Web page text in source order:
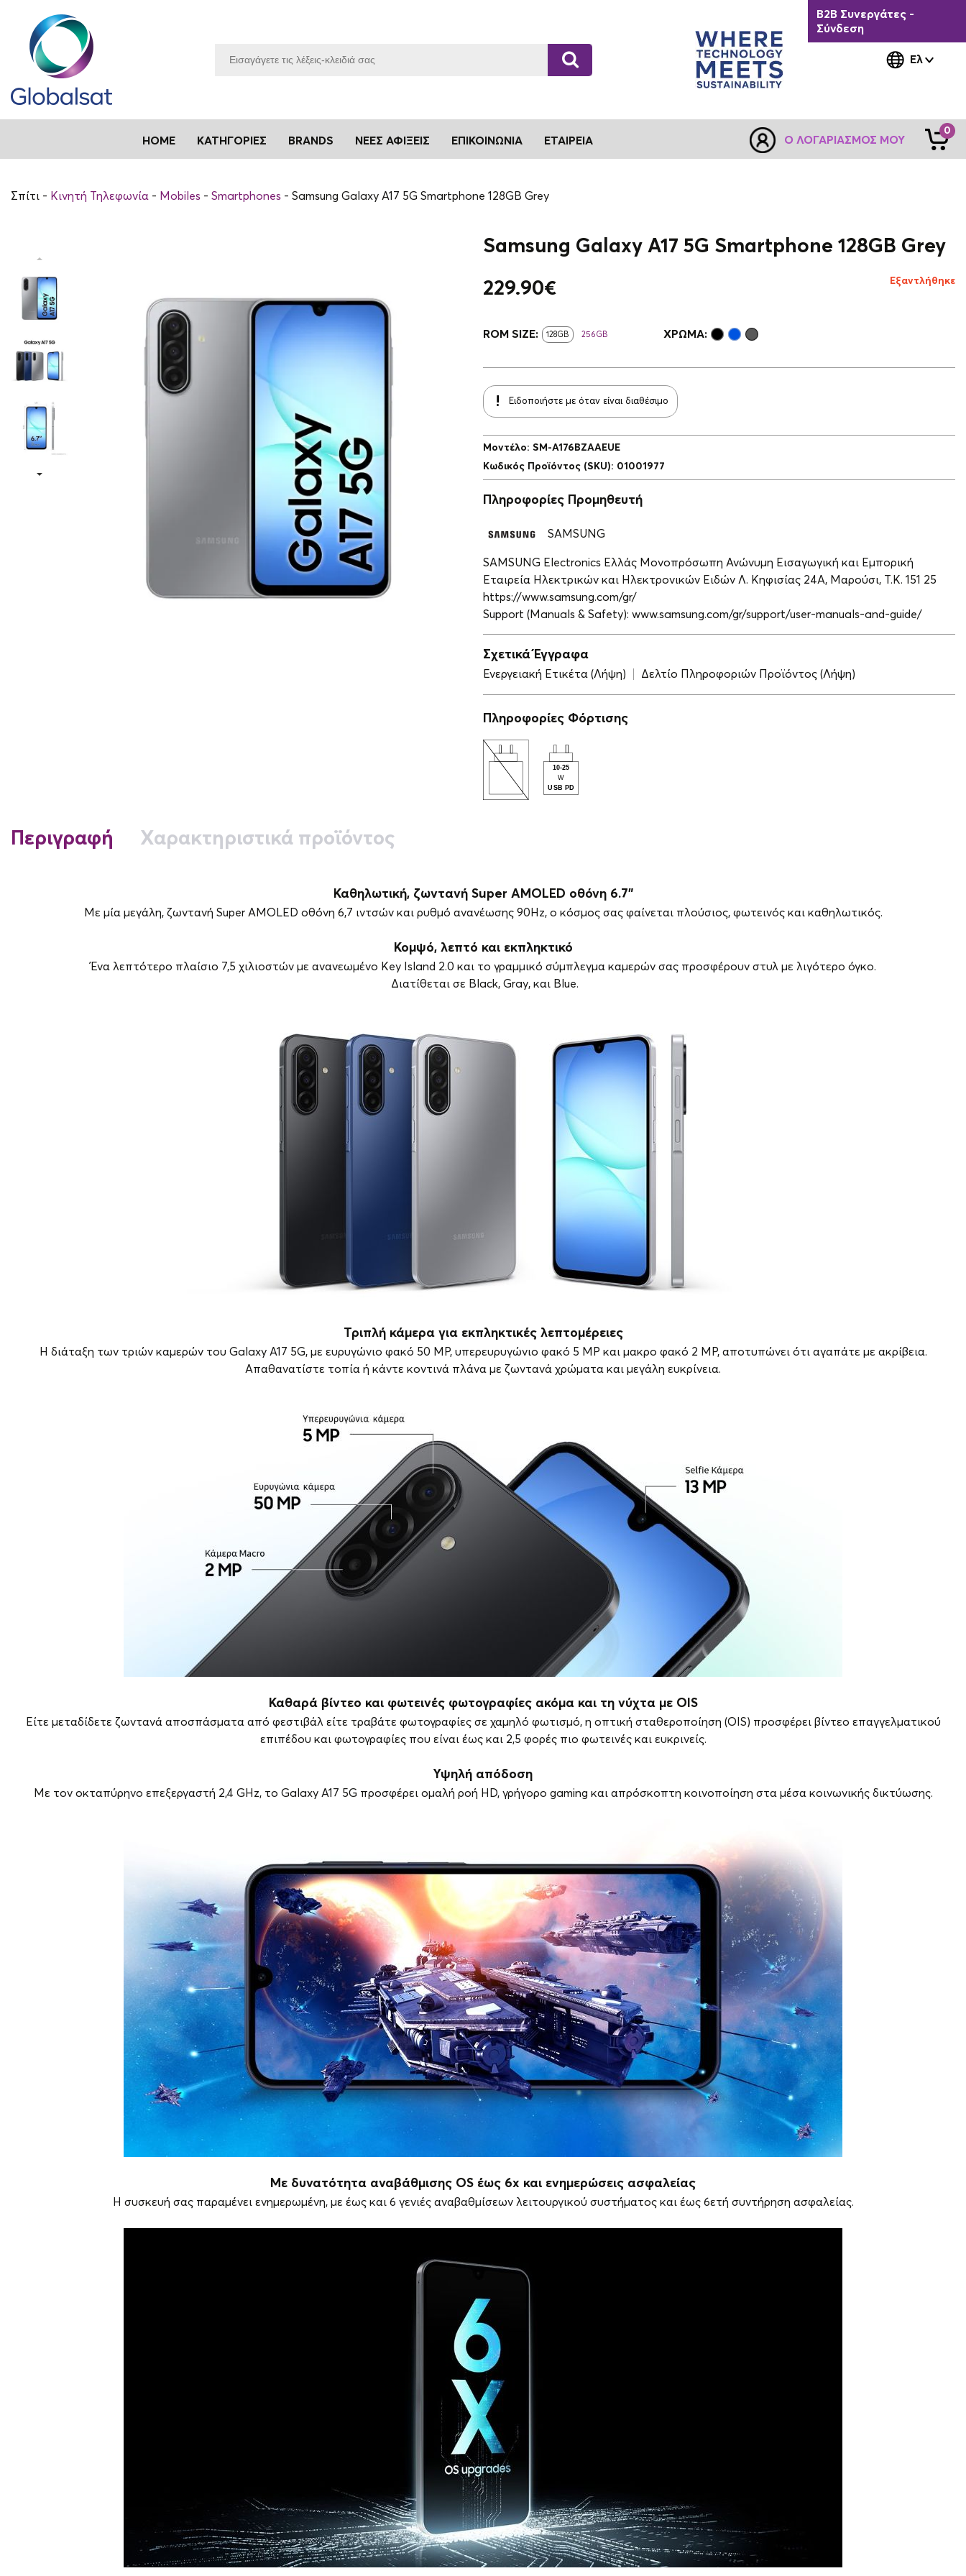
Ελ
B2B Συνεργάτες -
Σύνδεση
HOME ΚΑΤΗΓΟΡΊΕΣ BRANDS ΝΈΕΣ ΑΦΊΞΕΙΣ ΕΠΙΚΟΙΝΩΝΊΑ ΕΤΑΙΡΕΊΑ Ο ΛΟΓΑΡΙΑΣΜΌΣ ΜΟΥ
0
Σπίτι Κινητή Τηλεφωνία Mobiles Smartphones Samsung Galaxy A17 5G Smartphone 128GB Grey
Samsung Galaxy A17 5G Smartphone 128GB Grey
229.90€ Εξαντλήθηκε
ROM SIZE: 128GB 256GB ΧΡΏΜΑ:
Ειδοποιήστε με όταν είναι διαθέσιμο
Μοντέλο: SM-A176BZAAEUE
Κωδικός Προϊόντος (SKU): 01001977
Πληροφορίες Προμηθευτή
SAMSUNG
SAMSUNG Electronics Ελλάς Μονοπρόσωπη Ανώνυμη Εισαγωγική και Εμπορική
Εταιρεία Ηλεκτρικών και Ηλεκτρονικών Ειδών Λ. Κηφισίας 24A, Μαρούσι, Τ.Κ. 151 25
https://www.samsung.com/gr/
Support (Manuals & Safety): www.samsung.com/gr/support/user-manuals-and-guide/
Σχετικά Έγγραφα
Ενεργειακή Ετικέτα (Λήψη) Δελτίο Πληροφοριών Προϊόντος (Λήψη)
Πληροφορίες Φόρτισης
Περιγραφή Χαρακτηριστικά προϊόντος
Καθηλωτική, ζωντανή Super AMOLED οθόνη 6.7"
Με μία μεγάλη, ζωντανή Super AMOLED οθόνη 6,7 ιντσών και ρυθμό ανανέωσης 90Hz, ο κόσμος σας φαίνεται πλούσιος, φωτεινός και καθηλωτικός.
Κομψό, λεπτό και εκπληκτικό
Ένα λεπτότερο πλαίσιο 7,5 χιλιοστών με ανανεωμένο Key Island 2.0 και το γραμμικό σύμπλεγμα καμερών σας προσφέρουν στυλ με λιγότερο όγκο.
Διατίθεται σε Black, Gray, και Blue.
Τριπλή κάμερα για εκπληκτικές λεπτομέρειες
Η διάταξη των τριών καμερών του Galaxy A17 5G, με ευρυγώνιο φακό 50 MP, υπερευρυγώνιο φακό 5 MP και μακρο φακό 2 MP, αποτυπώνει ότι αγαπάτε με ακρίβεια.
Απαθανατίστε τοπία ή κάντε κοντινά πλάνα με ζωντανά χρώματα και μεγάλη ευκρίνεια.
Καθαρά βίντεο και φωτεινές φωτογραφίες ακόμα και τη νύχτα με OIS
Είτε μεταδίδετε ζωντανά αποσπάσματα από φεστιβάλ είτε τραβάτε φωτογραφίες σε χαμηλό φωτισμό, η οπτική σταθεροποίηση (OIS) προσφέρει βίντεο επαγγελματικού
επιπέδου και φωτογραφίες που είναι έως και 2,5 φορές πιο φωτεινές και ευκρινείς.
Υψηλή απόδοση
Με τον οκταπύρηνο επεξεργαστή 2,4 GHz, το Galaxy A17 5G προσφέρει ομαλή ροή HD, γρήγορο gaming και απρόσκοπτη κοινοποίηση στα μέσα κοινωνικής δικτύωσης.
Με δυνατότητα αναβάθμισης OS έως 6x και ενημερώσεις ασφαλείας
Η συσκευή σας παραμένει ενημερωμένη, με έως και 6 γενιές αναβαθμίσεων λειτουργικού συστήματος και έως 6ετή συντήρηση ασφαλείας.